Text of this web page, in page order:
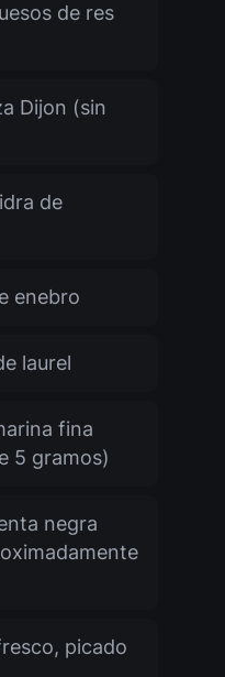
de res
Dijon (sin
de
enebro
laurel
fina
5 gramos)
negra
picado